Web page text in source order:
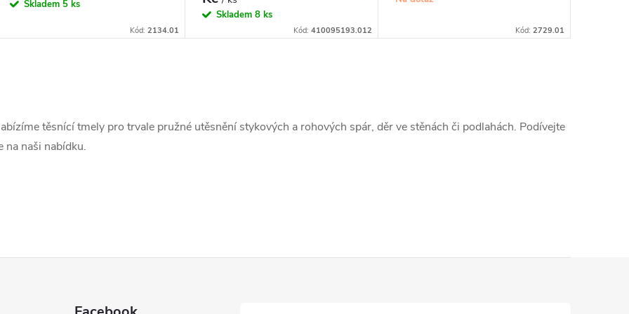
Skladem 5 ks
Kód:2134.01
Skladem8 ks
Kód: 410095193.012 Kód: 2729.01
těsnící tmely pro trvale pružné utěsnění stykových a rohových spár, děr ve stěnách či podlahách. Podívejte
na naši nabídku.